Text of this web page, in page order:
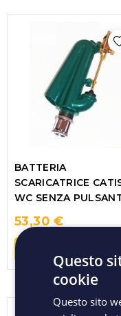
BATTERIA
SCARICATRICE
WC SENZA
53,30 €
Questo
cookie
Questo sito